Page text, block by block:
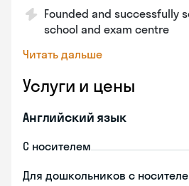
Founded and successfully
school and exam centre
Читать дальше
Услуги и цены
Английский язык
С носителем
Для дошкольников с